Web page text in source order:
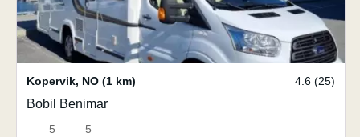
Kopervik, NO (1 km) 4.6 (25)
Bobil Benimar
5 5